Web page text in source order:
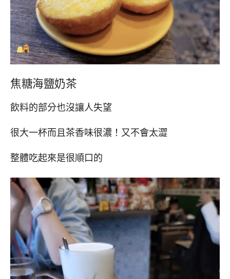
焦糖海鹽奶茶
飲料的部分也沒讓人失望
很大一杯而且茶香味很濃！又不會太澀
整體吃起來是很順口的